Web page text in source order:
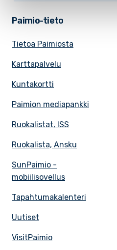
Paimio-tieto
Tietoa Paimiosta
Karttapalvelu
Kuntakortti
Paimion mediapankki
Ruokalistat, ISS
Ruokalista, Ansku
SunPaimio -
mobiilisovellus
Tapahtumakalenteri
Uutiset
VisitPaimio